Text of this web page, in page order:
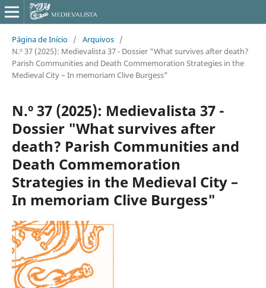
Página de Início / Arquivos /
N.º 37 (2025): Medievalista 37 - Dossier "What survives after death?
Parish Communities and Death Commemoration Strategies in the
Medieval City – In memoriam Clive Burgess"
N.º 37 (2025): Medievalista 37 -
Dossier "What survives after
death? Parish Communities and
Death Commemoration
Strategies in the Medieval City –
In memoriam Clive Burgess"